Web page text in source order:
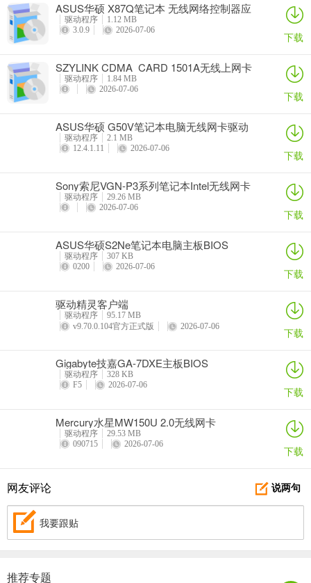
ASUS华硕 X87Q笔记本 无线网络控制器应
用程序
驱动程序
1.12 MB
3.0.9
2026-07-06 下载
SZYLINK CDMA_CARD 1501A无线上网卡
驱动程序
1.84 MB
2026-07-06
下载
ASUS华硕 G50V笔记本电脑无线网卡驱动
驱动程序
2.1 MB
12.4.1.11
2026-07-06 下载
Sony索尼VGN-P3系列笔记本Intel无线网卡
驱动
驱动程序
29.26 MB
2026-07-06
下载
ASUS华硕S2Ne笔记本电脑主板BIOS
驱动程序
307 KB
0200
2026-07-06 下载
驱动精灵客户端
驱动程序
95.17 MB
v9.70.0.104官方正式版
2026-07-06 下载
Gigabyte技嘉GA-7DXE主板BIOS
驱动程序
328 KB
F5
2026-07-06 下载
Mercury水星MW150U 2.0无线网卡
驱动程序
29.53 MB
090715
2026-07-06 下载
说两句
网友评论
我要跟贴
推荐专题